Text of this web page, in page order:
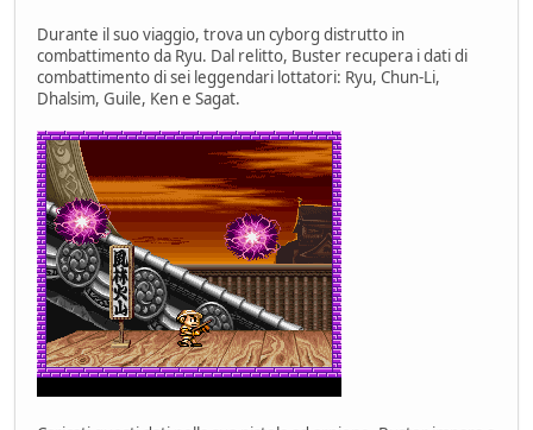
Durante il suo viaggio, trova un cyborg distrutto in
combattimento da Ryu. Dal relitto, Buster recupera i dati di
combattimento di sei leggendari lottatori: Ryu, Chun-Li,
Dhalsim, Guile, Ken e Sagat.